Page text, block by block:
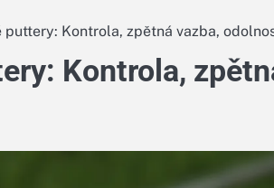
puttery: Kontrola, zpětná vazba,
Kontrola,